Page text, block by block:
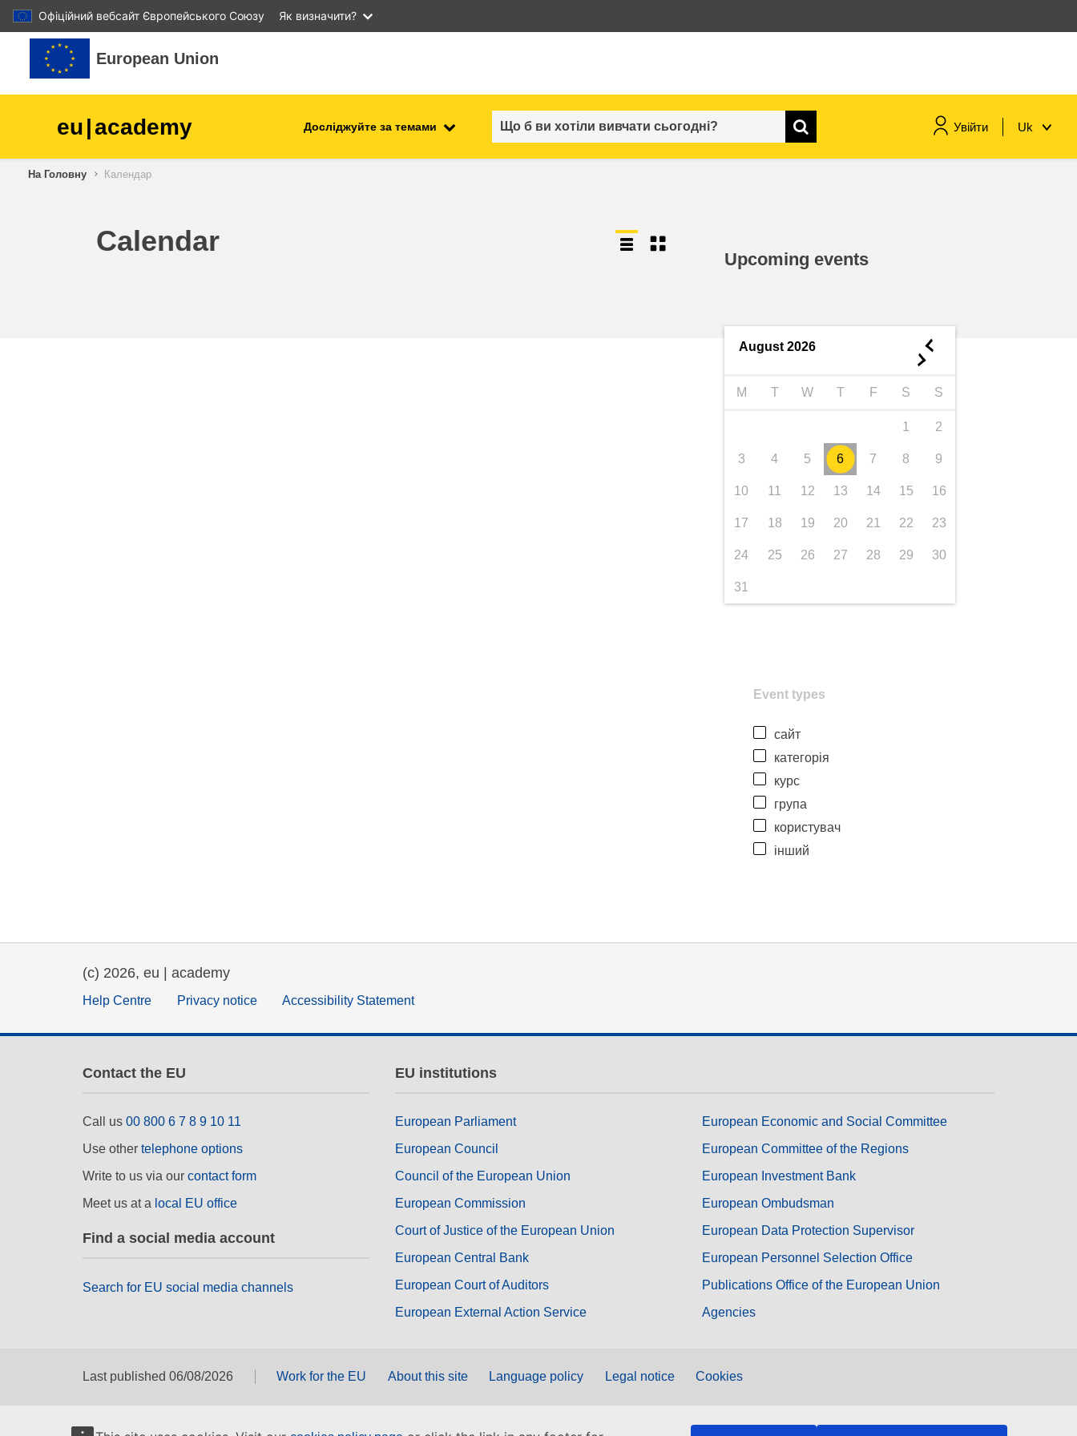
Офіційний вебсайт Європейського Союзу Як визначити?
Перейти до головного вмісту
European Union
eu|academy Досліджуйте за темами Увійти Uk
діти та молодь
продуктів та продовольча
харчування, здоров'я та
знаннями
На Головну Календар
Calendar
Upcoming events
August 2026 ◄
►
M T W T F S S
1 2
3 4 5 6 7 8 9
10 11 12 13 14 15 16
17 18 19 20 21 22 23
24 25 26 27 28 29 30
31
Event types
сайт
категорія
курс
група
користувач
інший
(c) 2026, eu | academy
Help Centre Privacy notice Accessibility Statement
Contact the EU
Call us 00 800 6 7 8 9 10 11
Use other telephone options
Write to us via our contact form
Meet us at a local EU office
Find a social media account
Search for EU social media channels
EU institutions
European Parliament
European Council
Council of the European Union
European Commission
Court of Justice of the European Union
European Central Bank
European Court of Auditors
European External Action Service
European Economic and Social Committee
European Committee of the Regions
European Investment Bank
European Ombudsman
European Data Protection Supervisor
European Personnel Selection Office
Publications Office of the European Union
Agencies
Last published 06/08/2026 Work for the EU About this site Language policy Legal notice Cookies